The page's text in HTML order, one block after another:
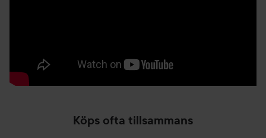
Köps ofta tillsammans